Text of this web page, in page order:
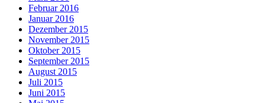
Februar 2016
Januar 2016
Dezember 2015
November 2015
Oktober 2015
September 2015
August 2015
Juli 2015
Juni 2015